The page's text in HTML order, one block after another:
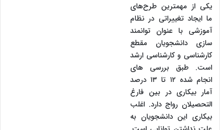
یکی از مهمترین طرح‌های
ما ایجاد تغییراتی در نظام
آموزشی با عنوان توانمند
سازی دانشجویان مقطع
کارشناسی و کارشناسی ارشد
است. طبق بررسی های
انجام شده ۱۲ تا ۱۳ درصد
آمار بیکاری در بین فارغ
التحصیلان رواج دارد. اغلب
بیکاری این دانشجویان به